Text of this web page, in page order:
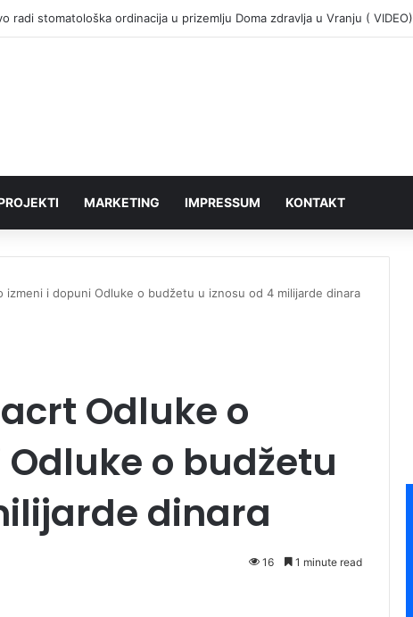
radi stomatološka ordinacija u prizemlju Doma zdravlja u Vranju ( VIDEO)
MARKETING IMPRESSUM KONTAKT
izmeni i dopuni Odluke o budžetu u iznosu od 4 milijarde dinara
Odluke o
o budžetu
dinara
16 1 minute read